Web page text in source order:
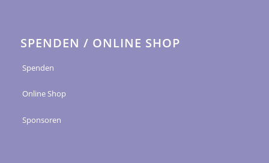
SPENDEN / ONLINE SHOP
Spenden
Online Shop
Sponsoren